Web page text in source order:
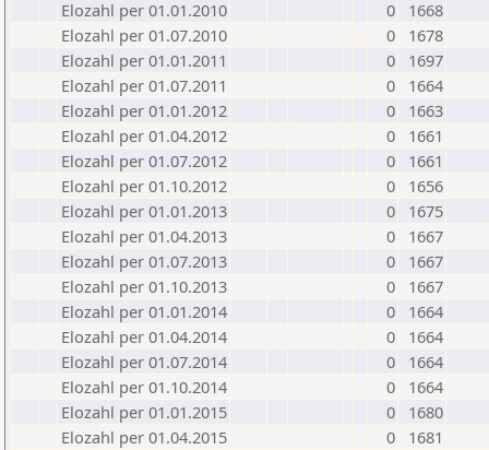
Elozahl per 01.01.2010
0
1668
Elozahl per 01.07.2010
0
1678
Elozahl per 01.01.2011
0
1697
Elozahl per 01.07.2011
0
1664
Elozahl per 01.01.2012
0
1663
Elozahl per 01.04.2012
0
1661
Elozahl per 01.07.2012
0
1661
Elozahl per 01.10.2012
0
1656
Elozahl per 01.01.2013
0
1675
Elozahl per 01.04.2013
0
1667
Elozahl per 01.07.2013
0
1667
Elozahl per 01.10.2013
0
1667
Elozahl per 01.01.2014
0
1664
Elozahl per 01.04.2014
0
1664
Elozahl per 01.07.2014
0
1664
Elozahl per 01.10.2014
0
1664
Elozahl per 01.01.2015
0
1680
Elozahl per 01.04.2015
0
1681